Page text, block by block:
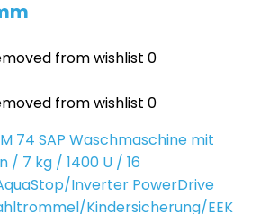
from wishlist 0
from wishlist 0